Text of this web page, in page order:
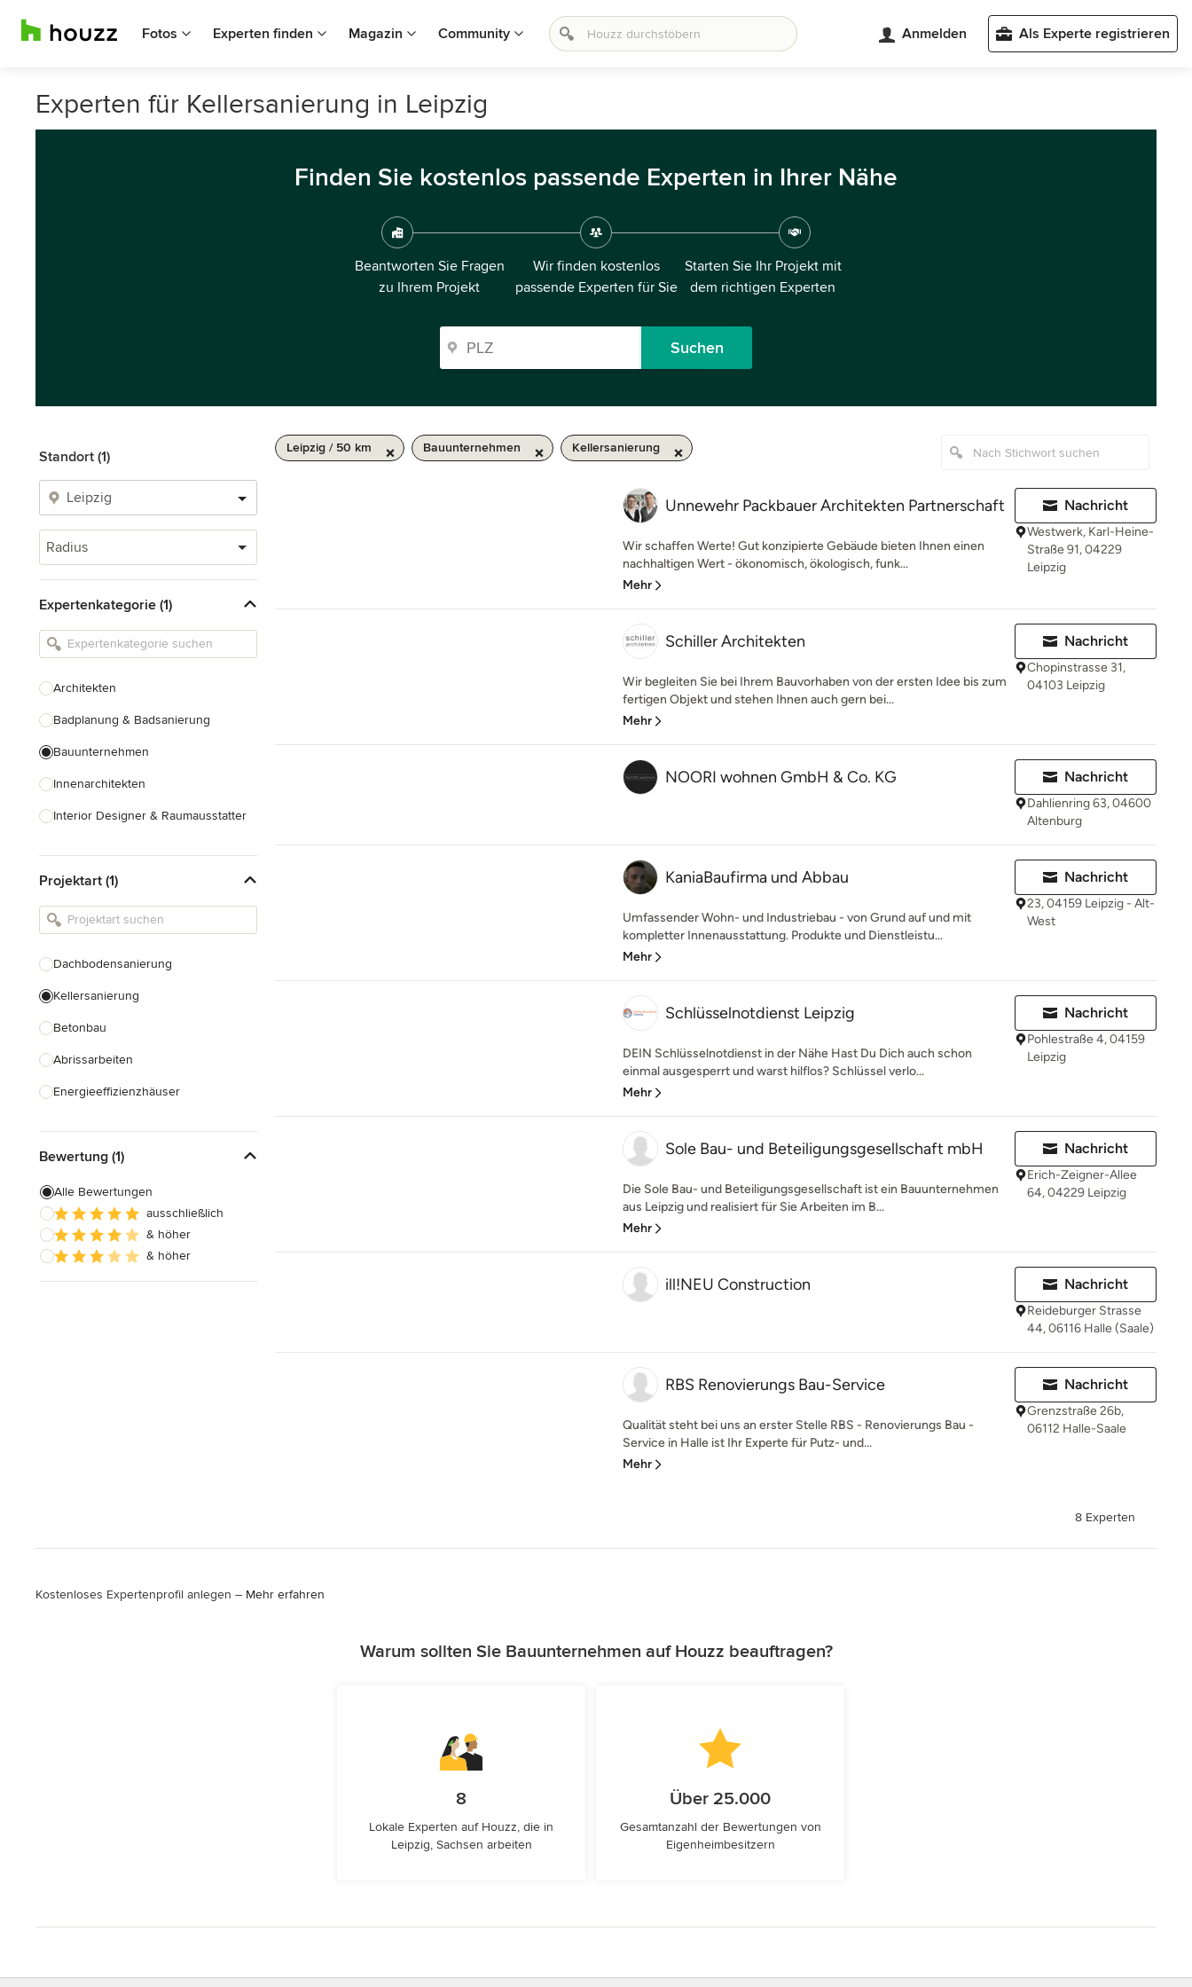
Fotos Experten finden Magazin Community Anmelden Als Experte registrieren
Experten für Kellersanierung in Leipzig
Finden Sie kostenlos passende Experten in Ihrer Nähe
Beantworten Sie Fragen
zu Ihrem Projekt
Wir finden kostenlos
passende Experten für Sie
Starten Sie Ihr Projekt mit
dem richtigen Experten
Suchen
Standort (1)
Radius
Expertenkategorie (1)
Architekten
Badplanung & Badsanierung
Bauunternehmen
Innenarchitekten
Interior Designer & Raumausstatter
Landschaftsarchitekten
Armaturen & Sanitärbedarf
Projektart (1)
Dachbodensanierung
Kellersanierung
Betonbau
Abrissarbeiten
Energieeffizienzhäuser
Garagenbau
Nachhaltiges Bauen
Hausanbau
Hauserweiterungen
Bewertung (1)
Alle Bewertungen
ausschließlich
& höher
& höher
Leipzig / 50 km Bauunternehmen Kellersanierung
Unnewehr Packbauer Architekten Partnerschaft
Wir schaffen Werte! Gut konzipierte Gebäude bieten Ihnen einen
nachhaltigen Wert - ökonomisch, ökologisch, funk...
Mehr
Nachricht
Westwerk, Karl-Heine-
Straße 91, 04229
Leipzig
Schiller Architekten
Wir begleiten Sie bei Ihrem Bauvorhaben von der ersten Idee bis zum
fertigen Objekt und stehen Ihnen auch gern bei...
Mehr
Nachricht
Chopinstrasse 31,
04103 Leipzig
NOORI wohnen GmbH & Co. KG Nachricht
Dahlienring 63, 04600
Altenburg
KaniaBaufirma und Abbau
Umfassender Wohn- und Industriebau - von Grund auf und mit
kompletter Innenausstattung. Produkte und Dienstleistu...
Mehr
Nachricht
23, 04159 Leipzig - Alt-
West
Schlüsselnotdienst Leipzig
DEIN Schlüsselnotdienst in der Nähe Hast Du Dich auch schon
einmal ausgesperrt und warst hilflos? Schlüssel verlo...
Mehr
Nachricht
Pohlestraße 4, 04159
Leipzig
Sole Bau- und Beteiligungsgesellschaft mbH
Die Sole Bau- und Beteiligungsgesellschaft ist ein Bauunternehmen
aus Leipzig und realisiert für Sie Arbeiten im B...
Mehr
Nachricht
Erich-Zeigner-Allee
64, 04229 Leipzig
ill!NEU Construction Nachricht
Reideburger Strasse
44, 06116 Halle (Saale)
RBS Renovierungs Bau-Service
Qualität steht bei uns an erster Stelle RBS - Renovierungs Bau -
Service in Halle ist Ihr Experte für Putz- und...
Mehr
Nachricht
Grenzstraße 26b,
06112 Halle-Saale
8 Experten
Kostenloses Expertenprofil anlegen – Mehr erfahren
Warum sollten Sie Bauunternehmen auf Houzz beauftragen?
8
Lokale Experten auf Houzz, die in
Leipzig, Sachsen arbeiten
Über 25.000
Gesamtanzahl der Bewertungen von
Eigenheimbesitzern